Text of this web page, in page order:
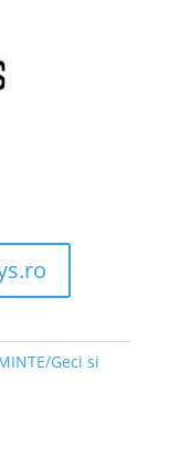
Geci si